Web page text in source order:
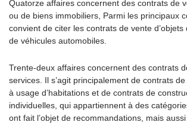
Quatorze affaires concernent des contrats de
ou de biens immobiliers, Parmi les principaux
convient de citer les contrats de vente d’objets
de véhicules automobiles.
Trente-deux affaires concernent des contrats
services. Il s’agit principalement de contrats
à usage d’habitations et de contrats de
individuelles, qui appartiennent à des
ont fait l’objet de recommandations, mais